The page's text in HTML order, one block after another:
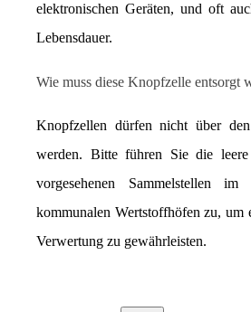
elektronischen Geräten, und oft
Lebensdauer.
Wie muss diese Knopfzelle entsorgt
Knopfzellen dürfen nicht über
werden. Bitte führen Sie die
vorgesehenen Sammelstellen
kommunalen Wertstoffhöfen zu, um
Verwertung zu gewährleisten.